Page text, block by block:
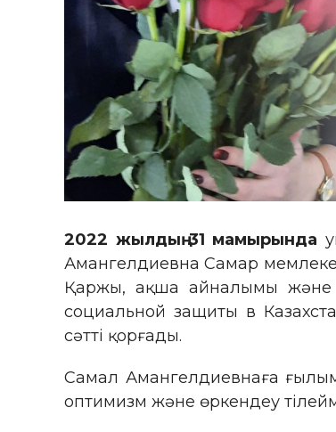
2022 жылдың31 мамырында
Амангелдиевна Самар
Қаржы, ақша айналымы және
социальной защиты в
сәтті қорғады.
Самал Амангелдиевнаға
оптимизм және өркендеу